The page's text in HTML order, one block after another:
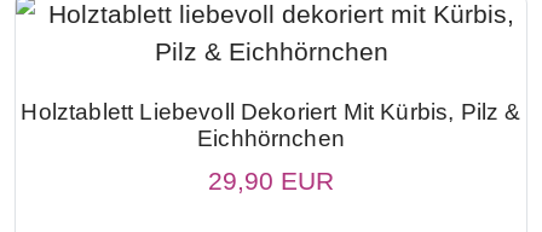
Holztablett Liebevoll Dekoriert Mit Kürbis, Pilz &
Eichhörnchen
29,90 EUR